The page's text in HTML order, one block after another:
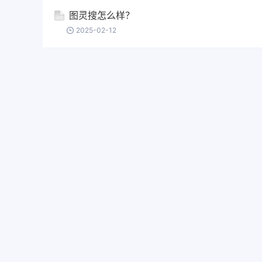
图灵搜怎么样？
2025-02-12